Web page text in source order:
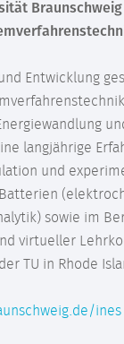
Entwicklung
langjährige
und
sowie im
virtueller
TU in Rhode
ines